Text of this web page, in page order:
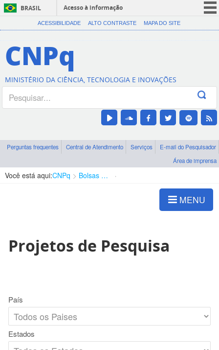
BRASIL
Acesso à informação
CORONAVÍRUS (COVID-19)
Canais
ACESSIBILIDADE ALTO CONTRASTE MAPA DO SITE
CNPq
MINISTÉRIO DA CIÊNCIA, TECNOLOGIA E INOVAÇÕES
Perguntas frequentes Central de Atendimento Serviços
E-mail do Pesquisador
Área de imprensa
Você está aqui:CNPq Bolsas e Auxílios Vigentes
MENU
Projetos de Pesquisa
País
Estados